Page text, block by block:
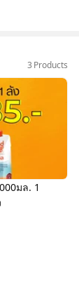
3 Products
มล. 1